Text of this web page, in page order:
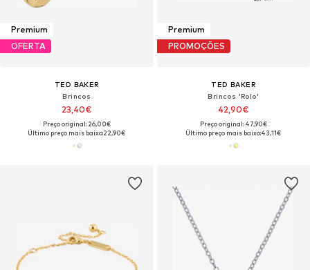
Premium
OFERTA
TED BAKER
Brincos
23,40€
Preço original: 26,00€
Último preço mais baixo:22,90€
Premium
PROMOÇÕES
TED BAKER
Brincos 'Rolo'
42,90€
Preço original: 47,90€
Último preço mais baixo:43,11€